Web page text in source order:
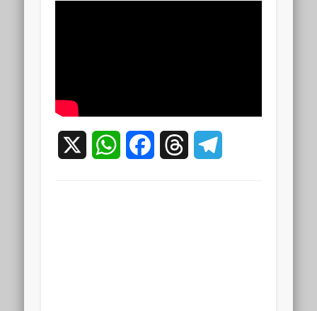
WhatsAppFacebookThreads